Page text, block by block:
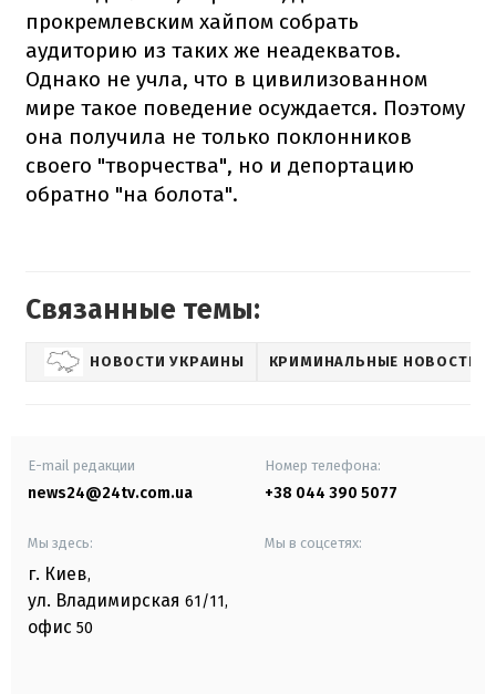
прокремлевским хайпом собрать
аудиторию из таких же неадекватов.
Однако не учла, что в цивилизованном
мире такое поведение осуждается. Поэтому
она получила не только поклонников
своего "творчества", но и депортацию
обратно "на болота".
Связанные темы:
НОВОСТИ УКРАИНЫ КРИМИНАЛЬНЫЕ НОВОСТИ
E-mail редакции
news24@24tv.com.ua
Номер телефона:
+38 044 390 5077
Мы здесь:
г. Киев,
ул. Владимирская 61/11,
офис 50
Мы в соцсетях: